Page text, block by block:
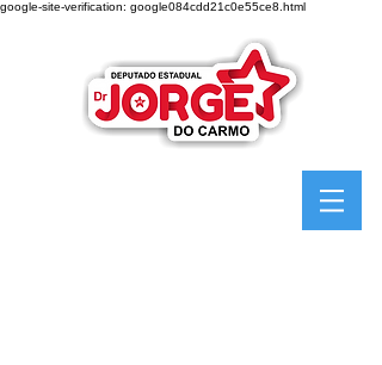
google-site-verification: google084cdd21c0e55ce8.html